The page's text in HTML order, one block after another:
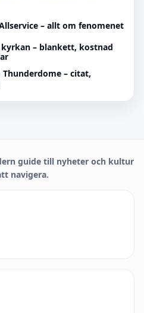
– allt om fenomenet
kyrkan – blankett, kostnad
– citat,
guide till nyheter och kultur
navigera.